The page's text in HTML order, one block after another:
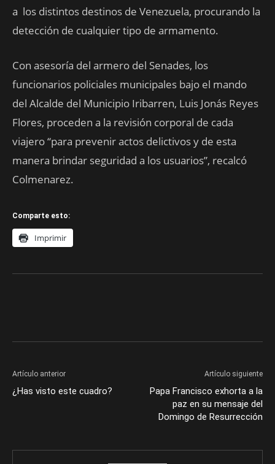
a los distintos destinos de Venezuela, procurando la
detección de cualquier tipo de armamento.
Con asesoría del armero del Senades, los
funcionarios policiales municipales bajo el mando
del Alcalde del Municipio Iribarren, Luis Jonás Reyes
Flores, proceden a la revisión corporal de cada
viajero “para prevenir actos delictivos y de esta
manera brindar seguridad a los usuarios”, recalcó
Colmenarez.
Comparte esto:
Imprimir
Artículo anterior
¿Has visto este cuadro?
Artículo siguiente
Papa Francisco exhorta a la
paz en su mensaje del
Domingo de Resurrección